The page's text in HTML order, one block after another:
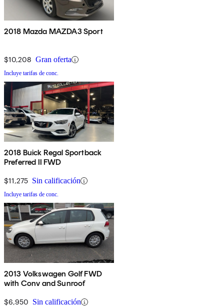
2018 Mazda MAZDA3 Sport
$10,208 Gran oferta
Incluye tarifas de conc.
2018 Buick Regal Sportback
Preferred II FWD
$11,275 Sin calificación
Incluye tarifas de conc.
2013 Volkswagen Golf FWD
with Conv and Sunroof
$6,950 Sin calificación